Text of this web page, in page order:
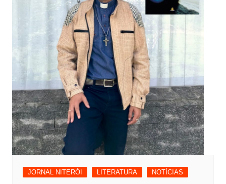
JORNAL NITERÓI LITERATURA NOTÍCIAS